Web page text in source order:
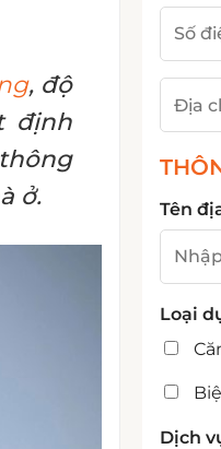
, độ
định
ở. Tên
Loại
Dịch